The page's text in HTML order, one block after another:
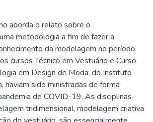
aborda o relato sobre o
metodologia a fim de fazer a
da modelagem no período
cursos Técnico em Vestuário e Curso
em Design de Moda, do Instituto
haviam sido ministradas de forma
de COVID-19. As disciplinas
tridimensional, modelagem criativa